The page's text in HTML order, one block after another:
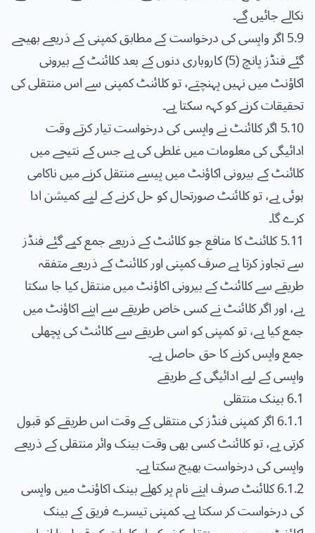
نکالے جائیں گے۔
5.9 اگر واپسی کی درخواست کے مطابق کمپنی کے ذریعے بھیجے
گئے فنڈز پانچ (5) کاروباری دنوں کے بعد کلائنٹ کے بیرونی
اکاؤنٹ میں نہیں پہنچتے، تو کلائنٹ کمپنی سے اس منتقلی کی
تحقیقات کرنے کو کہہ سکتا ہے۔
5.10 اگر کلائنٹ نے واپسی کی درخواست تیار کرتے وقت
ادائیگی کی معلومات میں غلطی کی ہے جس کے نتیجے میں
کلائنٹ کے بیرونی اکاؤنٹ میں پیسے منتقل کرنے میں ناکامی
ہوئی ہے، تو کلائنٹ صورتحال کو حل کرنے کے لیے کمیشن ادا
کرے گا۔
5.11 کلائنٹ کا منافع جو کلائنٹ کے ذریعے جمع کیے گئے فنڈز
سے تجاوز کرتا ہے صرف کمپنی اور کلائنٹ کے ذریعے متفقہ
طریقے سے کلائنٹ کے بیرونی اکاؤنٹ میں منتقل کیا جا سکتا
ہے، اور اگر کلائنٹ نے کسی خاص طریقے سے اپنے اکاؤنٹ میں
جمع کیا ہے، تو کمپنی کو اسی طریقے سے کلائنٹ کی پچھلی
جمع واپس کرنے کا حق حاصل ہے۔
واپسی کے لیے ادائیگی کے طریقے
6.1 بینک منتقلی
6.1.1 اگر کمپنی فنڈز کی منتقلی کے وقت اس طریقے کو قبول
کرتی ہے، تو کلائنٹ کسی بھی وقت بینک وائر منتقلی کے ذریعے
واپسی کی درخواست بھیج سکتا ہے۔
6.1.2 کلائنٹ صرف اپنے نام پر کھلے بینک اکاؤنٹ میں واپسی
کی درخواست کر سکتا ہے۔ کمپنی تیسرے فریق کے بینک